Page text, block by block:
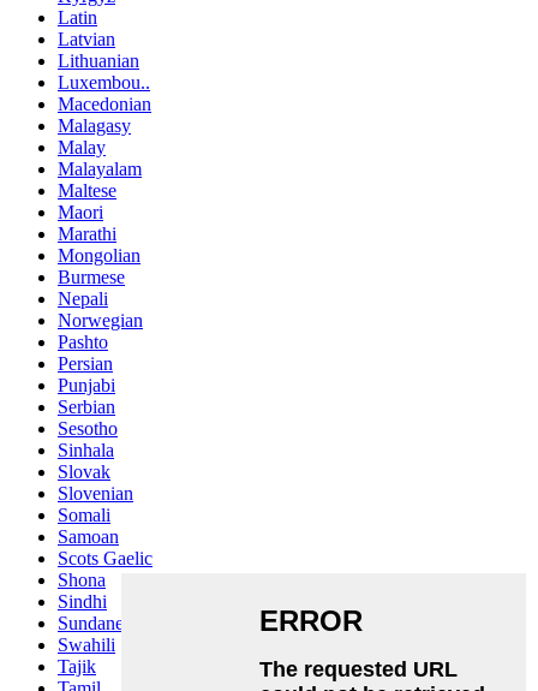
Latin
Latvian
Lithuanian
Luxembou..
Macedonian
Malagasy
Malay
Malayalam
Maltese
Maori
Marathi
Mongolian
Burmese
Nepali
Norwegian
Pashto
Persian
Punjabi
Serbian
Sesotho
Sinhala
Slovak
Slovenian
Somali
Samoan
Scots Gaelic
Shona
Sindhi
Sundanese
Swahili
Tajik